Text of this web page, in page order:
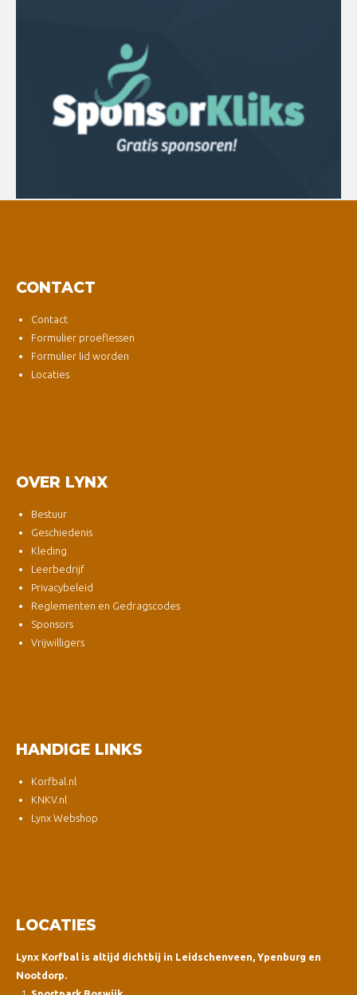
CONTACT
Contact
Formulier proeflessen
Formulier lid worden
Locaties
OVER LYNX
Bestuur
Geschiedenis
Kleding
Leerbedrijf
Privacybeleid
Reglementen en Gedragscodes
Sponsors
Vrijwilligers
HANDIGE LINKS
Korfbal.nl
KNKV.nl
Lynx Webshop
LOCATIES
Lynx Korfbal is altijd dichtbij in Leidschenveen, Ypenburg en
Nootdorp.